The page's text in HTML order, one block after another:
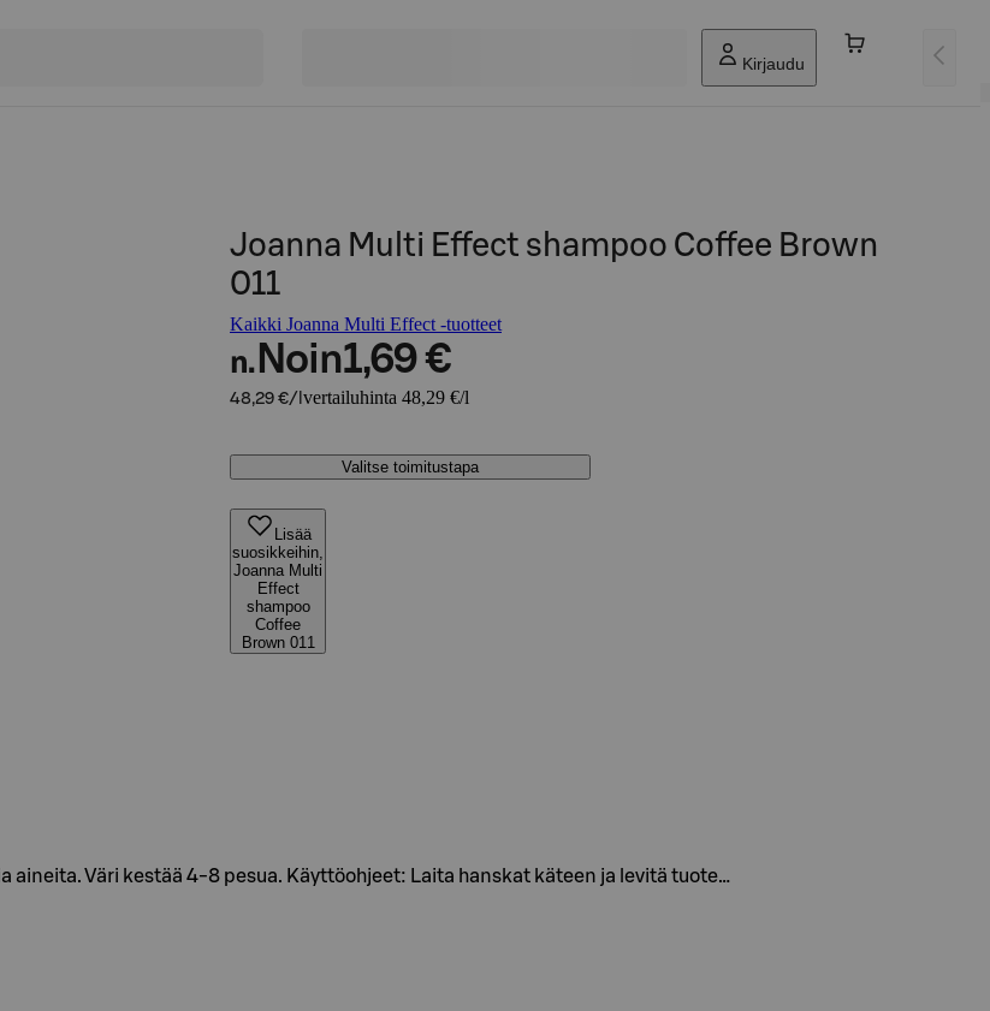
Kirjaudu
Joanna Multi Effect shampoo Coffee Brown
011
Kaikki Joanna Multi Effect -tuotteet
n. Noin1,69 €
48,29 €/l vertailuhinta 48,29 €/l
Valitse toimitustapa
Lisää
suosikkeihin,
Joanna Multi
Effect
shampoo
Coffee
Brown 011
aineita. Väri kestää 4-8 pesua. Käyttöohjeet: Laita hanskat käteen ja levitä tuote…